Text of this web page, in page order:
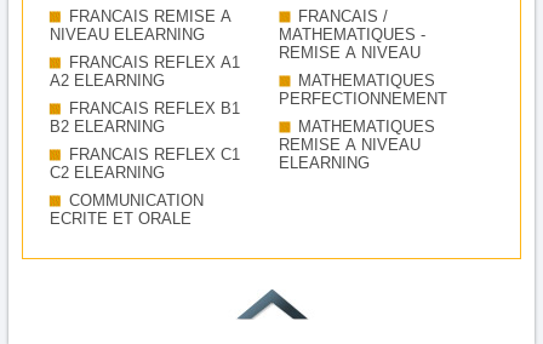
FRANCAIS REMISE A
NIVEAU ELEARNING
FRANCAIS REFLEX A1
A2 ELEARNING
FRANCAIS REFLEX B1
B2 ELEARNING
FRANCAIS REFLEX C1
C2 ELEARNING
COMMUNICATION
ECRITE ET ORALE
FRANCAIS /
MATHEMATIQUES -
REMISE A NIVEAU
MATHEMATIQUES
PERFECTIONNEMENT
MATHEMATIQUES
REMISE A NIVEAU
ELEARNING